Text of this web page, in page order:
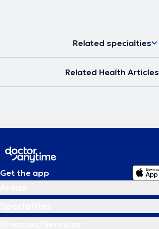
Related specialties
Related Health Articles
Get the app